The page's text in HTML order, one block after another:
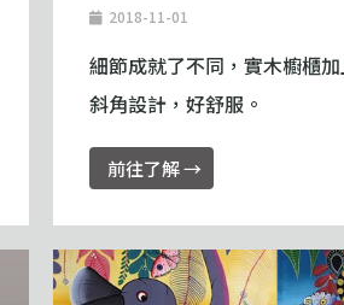
2018-11-01
細節成就了不同，實木櫥櫃
斜角設計，好舒服。
前往了解 →